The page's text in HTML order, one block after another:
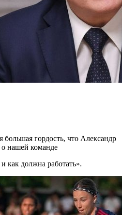
гордость, что Александр
нашей команде
как должна работать».